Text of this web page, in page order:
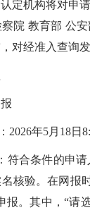
定机构将对申
院 教育部 公
对经准入查询
2026年5月18日
符合条件的申
核验。在网报
报。其中，“请